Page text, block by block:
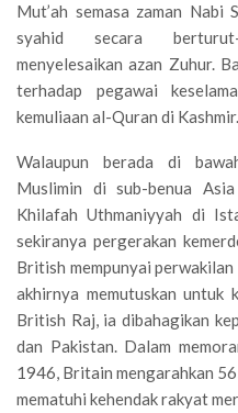
Mut’ah semasa zaman
syahid secara
menyelesaikan azan Zuhur.
terhadap pegawai
kemuliaan al-Quran di Kashmir.
Walaupun berada di
Muslimin di sub-benua
Khilafah Uthmaniyyah di
sekiranya pergerakan
British mempunyai
akhirnya memutuskan untuk
British Raj, ia dibahagikan
dan Pakistan. Dalam
1946, Britain mengarahkan
mematuhi kehendak rakyat